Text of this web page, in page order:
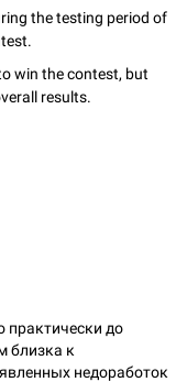
the testing period of
win the contest, but
results.
практически до
близка к
недоработок